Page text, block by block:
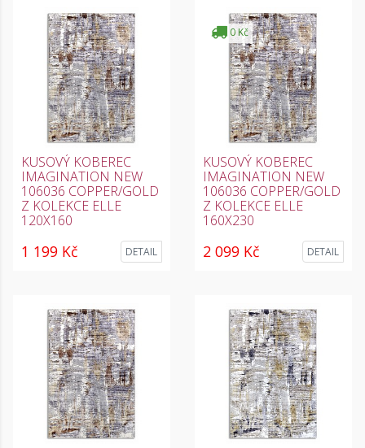
KUSOVÝ KOBEREC
IMAGINATION NEW
106036 COPPER/GOLD
Z KOLEKCE ELLE
120X160
1 199 Kč DETAIL
0 Kč
KUSOVÝ KOBEREC
IMAGINATION NEW
106036 COPPER/GOLD
Z KOLEKCE ELLE
160X230
2 099 Kč DETAIL